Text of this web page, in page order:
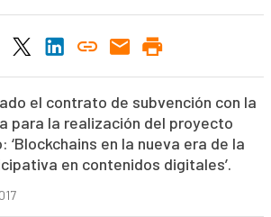
el contrato de subvención con la
para la realización del proyecto
‘Blockchains en la nueva era de la
en contenidos digitales’.